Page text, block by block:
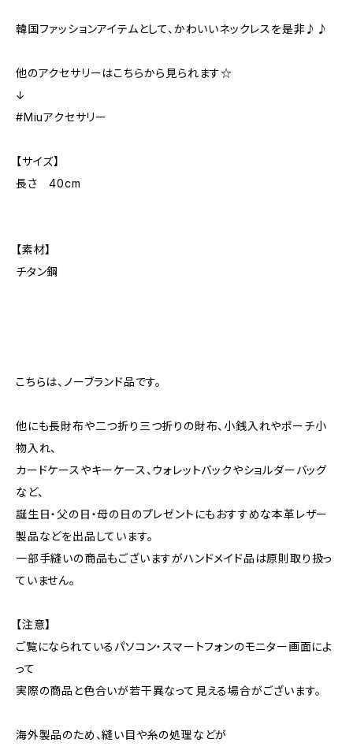
韓国ファッションアイテムとして、かわいいネックレスを是非♪♪
他のアクセサリーはこちらから見られます☆
↓
#Miuアクセサリー
【サイズ】
長さ 40cm
【素材】
チタン鋼
こちらは、ノーブランド品です。
他にも長財布や二つ折り三つ折りの財布、小銭入れやポーチ小
物入れ、
カードケースやキーケース、ウォレットバックやショルダーバッグ
など、
誕生日・父の日・母の日のプレゼントにもおすすめな本革レザー
製品などを出品しています。
一部手縫いの商品もございますがハンドメイド品は原則取り扱っ
ていません。
【注意】
ご覧になられているパソコン・スマートフォンのモニター画面によ
って
実際の商品と色合いが若干異なって見える場合がございます。
海外製品のため、縫い目や糸の処理などが